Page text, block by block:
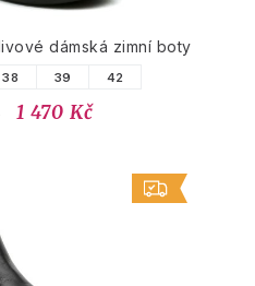
dámská zimní boty
38 39 42
1 470 Kč